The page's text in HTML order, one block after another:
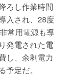
ろし作業時間
入され、28度
常用電源も導
発電された電
し、余剰電力
定だ。